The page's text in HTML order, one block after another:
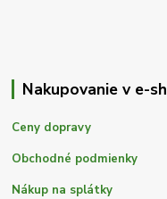
Nakupovanie v e-
Ceny dopravy
Obchodné podmienky
Nákup na splátky